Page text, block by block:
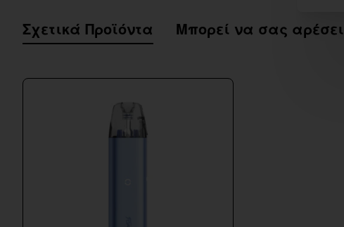
Σχετικά Προϊόντα Μπορεί να σας αρέσει